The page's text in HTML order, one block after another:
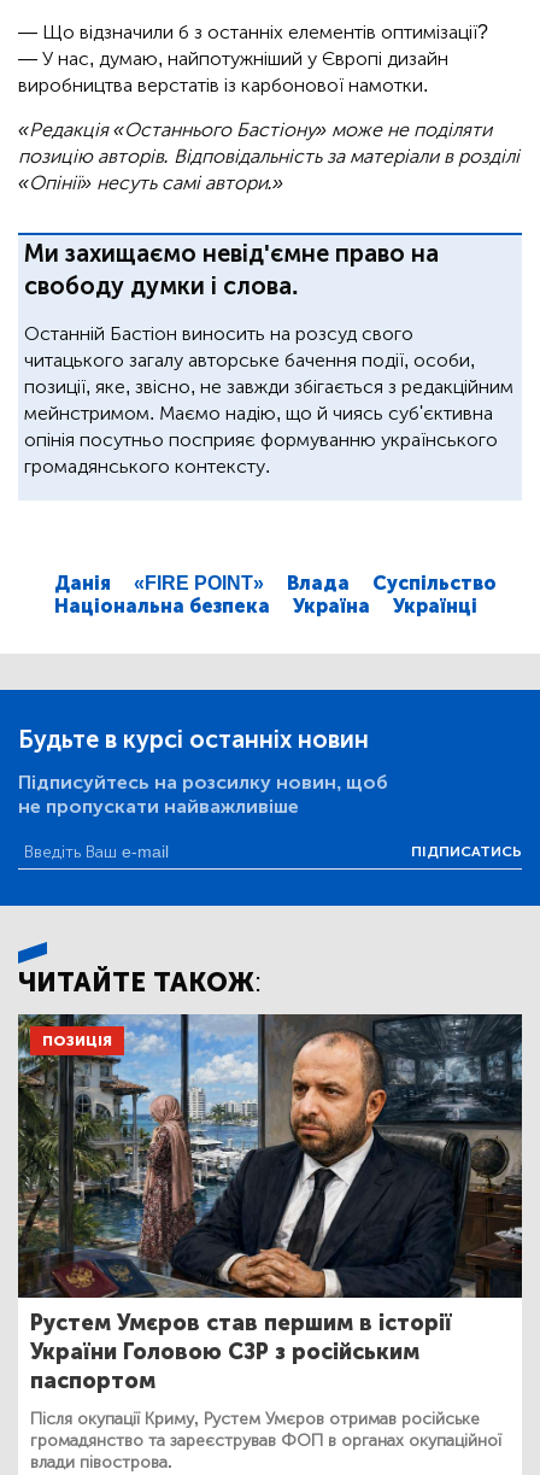
— Що відзначили б з останніх елементів оптимізації?
— У нас, думаю, найпотужніший у Європі дизайн
виробництва верстатів із карбонової намотки.
«Редакція «Останнього Бастіону» може не поділяти
позицію авторів. Відповідальність за матеріали в розділі
«Опінії» несуть самі автори.»
Ми захищаємо невід'ємне право на
свободу думки і слова.
Останній Бастіон виносить на розсуд свого
читацького загалу авторське бачення події, особи,
позиції, яке, звісно, не завжди збігається з редакційним
мейнстримом. Маємо надію, що й чиясь суб'єктивна
опінія посутньо посприяє формуванню українського
громадянського контексту.
Данія «FIRE POINT» Влада
Суспільство
Національна безпека
Україна Українці
Будьте в курсі останніх новин
Підписуйтесь на розсилку новин, щоб
не пропускати найважливіше
ПІДПИСАТИСЬ
ЧИТАЙТЕ ТАКОЖ:
ПОЗИЦІЯ
Рустем Умєров став першим в історії
України Головою СЗР з російським
паспортом
Після окупації Криму, Рустем Умєров отримав російське
громадянство та зареєстрував ФОП в органах окупаційної
влади півострова.